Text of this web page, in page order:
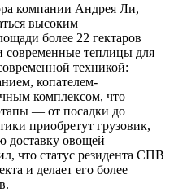
компании Андрея Ли,
высоким
более 22 гектаров
современные теплицы для
техникой:
копателем-
комплексом, что
— от посадки до
приобретут грузовик,
доставку овощей
что статус резидента СПВ
и делает его более